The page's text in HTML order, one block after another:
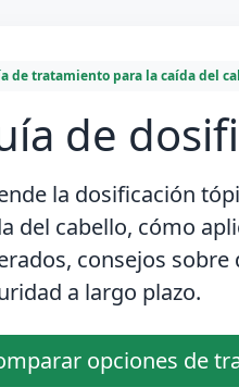
de tratamiento para la caída del
de
la dosificación
del cabello, cómo
consejos
a largo plazo.
opciones de